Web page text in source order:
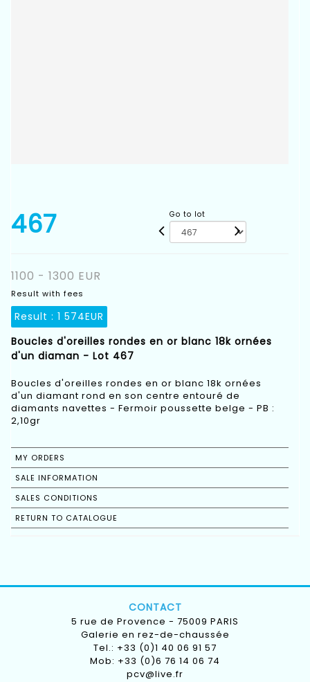
467 Go to lot
1100 - 1300 EUR
Result with fees
Result : 1 574EUR
Boucles d'oreilles rondes en or blanc 18k ornées
d'un diaman - Lot 467
Boucles d'oreilles rondes en or blanc 18k ornées
d'un diamant rond en son centre entouré de
diamants navettes - Fermoir poussette belge - PB :
2,10gr
MY ORDERS
SALE INFORMATION
SALES CONDITIONS
RETURN TO CATALOGUE
CONTACT
5 rue de Provence - 75009 PARIS
Galerie en rez-de-chaussée
Tel.: +33 (0)1 40 06 91 57
Mob: +33 (0)6 76 14 06 74
pcv@live.fr